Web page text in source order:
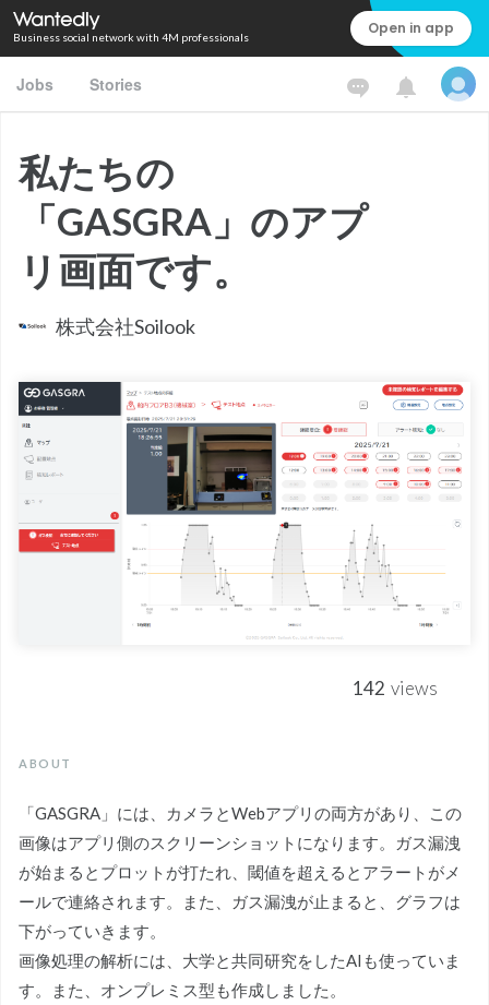
Business social network with 4M professionals Open in app
Jobs Stories
私たちの
「GASGRA」のアプ
リ画面です。
株式会社Soilook
142 views
ABOUT
「GASGRA」には、カメラとWebアプリの両方があり、この
画像はアプリ側のスクリーンショットになります。ガス漏洩
が始まるとプロットが打たれ、閾値を超えるとアラートがメ
ールで連絡されます。また、ガス漏洩が止まると、グラフは
下がっていきます。
画像処理の解析には、大学と共同研究をしたAIも使っていま
す。また、オンプレミス型も作成しました。